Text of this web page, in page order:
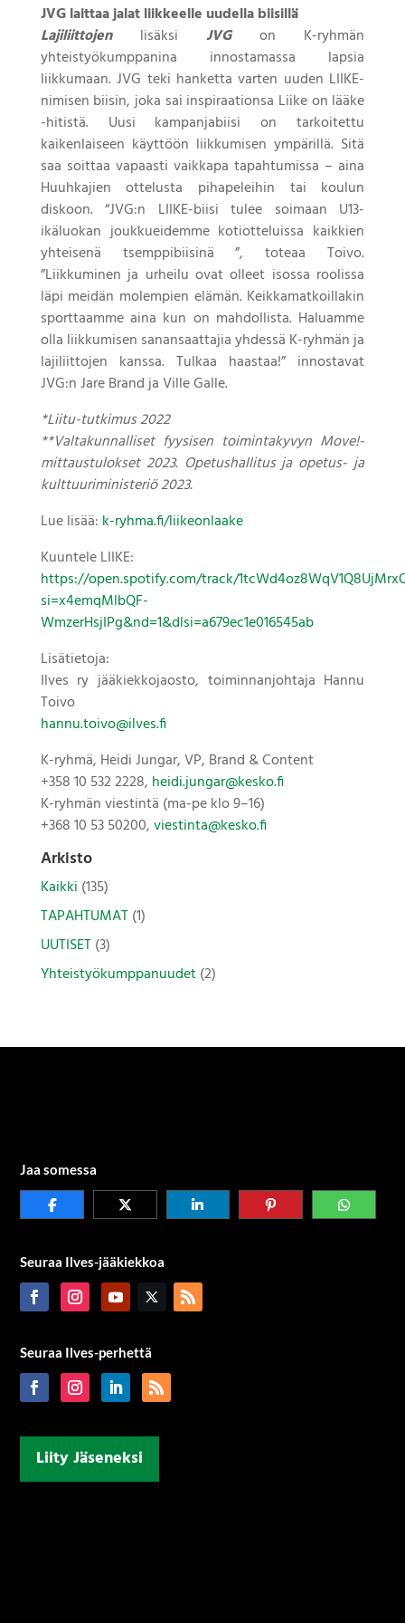
JVG laittaa jalat liikkeelle uudella biisillä
Lajiliittojenlisäksi JVGon K-ryhmän
yhteistyökumppanina innostamassa lapsia
liikkumaan. JVG teki hanketta varten uuden LIIKE-
nimisen biisin, joka sai inspiraationsa Liike on lääke
-hitistä. Uusi kampanjabiisi on tarkoitettu
kaikenlaiseen käyttöön liikkumisen ympärillä. Sitä
saa soittaa vapaasti vaikkapa tapahtumissa – aina
Huuhkajien ottelusta pihapeleihin tai koulun
diskoon. “JVG:n LIIKE-biisi tulee soimaan U13-
ikäluokan joukkueidemme kotiotteluissa kaikkien
yhteisenä tsemppibiisinä ”, toteaa Toivo.
”Liikkuminen ja urheilu ovat olleet isossa roolissa
läpi meidän molempien elämän. Keikkamatkoillakin
sporttaamme aina kun on mahdollista. Haluamme
olla liikkumisen sanansaattajia yhdessä K-ryhmän ja
lajiliittojen kanssa. Tulkaa haastaa!” innostavat
JVG:n Jare Brand ja Ville Galle.
*Liitu-tutkimus 2022
**Valtakunnalliset fyysisen toimintakyvyn Move!-
mittaustulokset 2023. Opetushallitus ja opetus- ja
kulttuuriministeriö 2023.
Lue lisää: k-ryhma.fi/liikeonlaake
Kuuntele LIIKE:
https://open.spotify.com/track/
si=x4emqMlbQF-
WmzerHsjIPg&nd=1&dlsi=a679ec1e016545ab
Lisätietoja:
Ilves ry jääkiekkojaosto, toiminnanjohtaja Hannu
Toivo
hannu.toivo@ilves.fi
K-ryhmä, Heidi Jungar, VP, Brand & Content
+358 10 532 2228, heidi.jungar@kesko.fi
K-ryhmän viestintä (ma-pe klo 9–16)
+368 10 53 50200,viestinta@kesko.fi
Arkisto
Kaikki (135)
TAPAHTUMAT(1)
UUTISET(3)
Yhteistyökumppanuudet(2)
Jaa somessa
Seuraa Ilves-jääkiekkoa
Seuraa Ilves-perhettä
Liity Jäseneksi